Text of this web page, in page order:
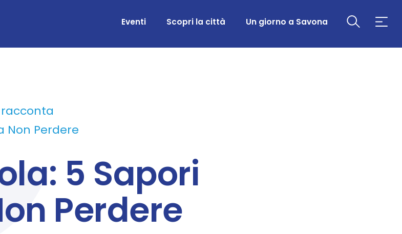
Eventi Scopri la città Un giorno a Savona
racconta
Non Perdere
5 Sapori
Perdere